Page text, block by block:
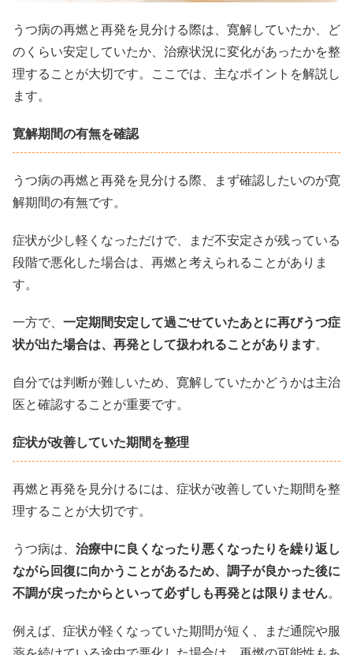
うつ病の再燃と再発を見分ける際は、寛解していたか、ど
のくらい安定していたか、治療状況に変化があったかを整
理することが大切です。ここでは、主なポイントを解説し
ます。
寛解期間の有無を確認
うつ病の再燃と再発を見分ける際、まず確認したいのが寛
解期間の有無です。
症状が少し軽くなっただけで、まだ不安定さが残っている
段階で悪化した場合は、再燃と考えられることがありま
す。
一方で、 一定期間安定して過ごせていたあとに再びうつ症
状が出た場合は、再発として扱われることがあります。
自分では判断が難しいため、寛解していたかどうかは主治
医と確認することが重要です。
症状が改善していた期間を整理
再燃と再発を見分けるには、症状が改善していた期間を整
理することが大切です。
うつ病は、 治療中に良くなったり悪くなったりを繰り返し
ながら回復に向かうことがあるため、調子が良かった後に
不調が戻ったからといって必ずしも再発とは限りません。
例えば、症状が軽くなっていた期間が短く、まだ通院や服